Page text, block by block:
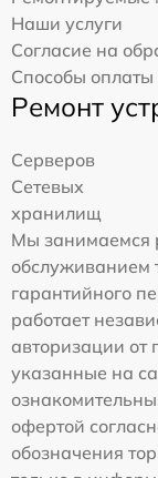
Наши услуги
Согласие на
Способы оплаты
Ремонт
Серверов
Сетевых
хранилищ
Мы занимаемся
обслуживанием
гарантийного
работает
авторизации от
указанные на
офертой
обозначения